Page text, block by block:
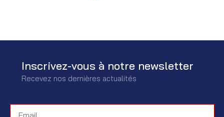
Inscrivez-vous à notre newsletter
Recevez nos dernières actualités